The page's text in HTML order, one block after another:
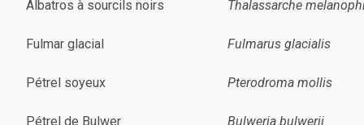
Albatros à sourcils noirs Thalassarche
Fulmar glacial Fulmarus glacialis
Pétrel soyeux Pterodroma mollis
Pétrel de Bulwer Bulweria bulwerii